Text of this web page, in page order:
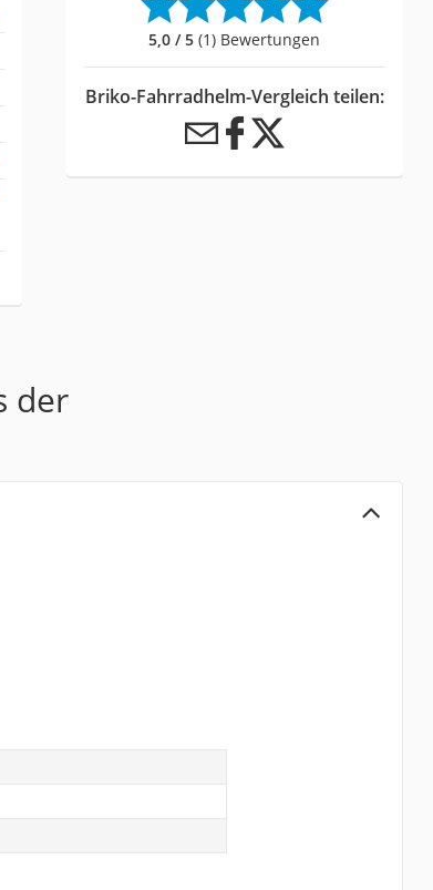
5,0 / 5 (1) Bewertungen
Briko-Fahrradhelm-Vergleich teilen:
der